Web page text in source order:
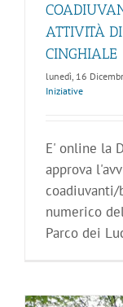
ATTIVITÀ
CINGHIALE
lunedì, 16
Iniziative
E' online la
approva
numerico
Parco dei